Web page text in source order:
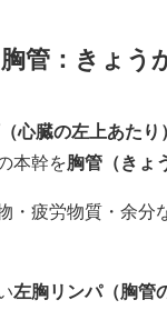
管：きょう
心臓の左上あたり
本幹を 胸管（きょ
・疲労物質・余分
左胸リンパ（胸管